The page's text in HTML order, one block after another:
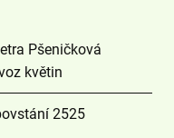
Pšeničková
květin
2525